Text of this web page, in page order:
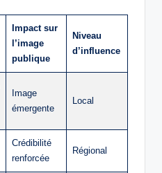
Impact sur
l’image
publique
Niveau
d’influence
Image
émergente
Local
Crédibilité
renforcée
Régional